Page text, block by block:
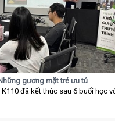
gương mặt trẻ ưu tú
đã kết thúc sau 6 buổi học